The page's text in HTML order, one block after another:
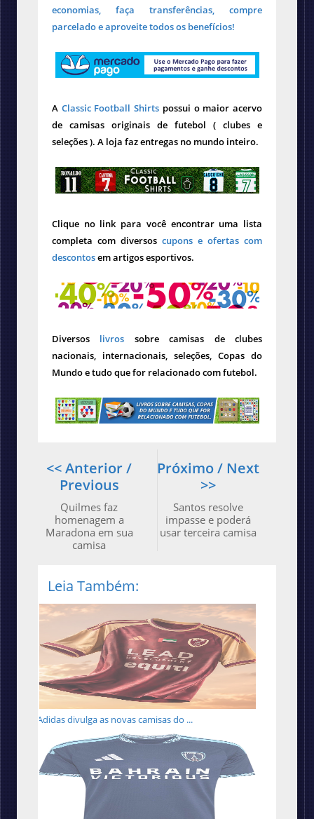
economias, faça transferências, compre
parcelado e aproveite todos os benefícios!
A Classic Football Shirts possui o maior acervo
de camisas originais de futebol ( clubes e
seleções ). A loja faz entregas no mundo inteiro.
Clique no link para você encontrar uma lista
completa com diversos cupons e ofertas com
descontosem artigos esportivos.
Diversos livros sobre camisas de clubes
nacionais, internacionais, seleções, Copas do
Mundo e tudo que for relacionado com futebol.
Próximo / Next
>>
Santos resolve
impasse e poderá
usar terceira camisa
<< Anterior /
Previous
Quilmes faz
homenagem a
Maradona em sua
camisa
Leia Também:
Adidas divulga as novas camisas do ...